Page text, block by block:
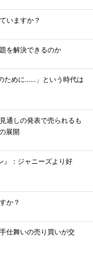
いますか？
を解決できるのか
ために……」という時代は
通しの発表で売られるも
展開
』：ジャニーズより好
か？
仕舞いの売り買いが交